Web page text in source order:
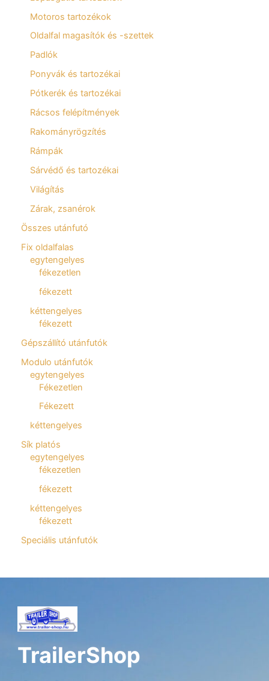
Motoros tartozékok
Oldalfal magasítók és -szettek
Padlók
Ponyvák és tartozékai
Pótkerék és tartozékai
Rácsos felépítmények
Rakományrögzítés
Rámpák
Sárvédő és tartozékai
Világítás
Zárak, zsanérok
Összes utánfutó
Fix oldalfalas
egytengelyes
fékezetlen
fékezett
kéttengelyes
fékezett
Gépszállító utánfutók
Modulo utánfutók
egytengelyes
Fékezetlen
Fékezett
kéttengelyes
Sík platós
egytengelyes
fékezetlen
fékezett
kéttengelyes
fékezett
Speciális utánfutók
TrailerShop